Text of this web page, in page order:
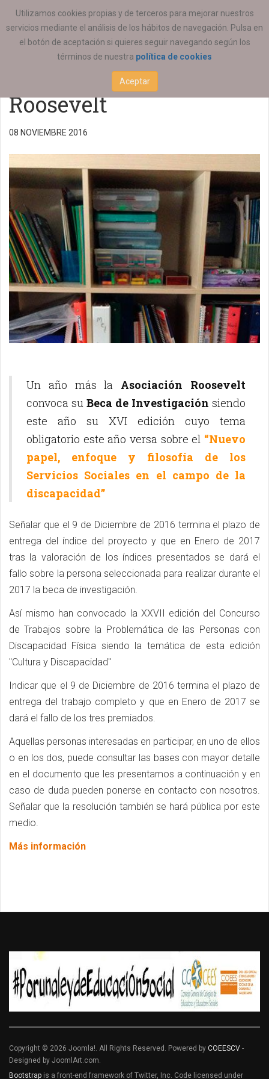
Utilizamos cookies propias y de terceros para mejorar nuestros
servicios mediante el análisis de los hábitos de navegación. Pulsa en
el botón de aceptación si quieres seguir navegando según los
términos de nuestra política de cookies
Aceptar
ESTÁ AQUÍ: ACTUALIDAD ESTATAL
XVI Beca de
Investigación Asociación
Roosevelt
08 NOVIEMBRE 2016
Un año más la Asociación Roosevelt
convoca su Beca de Investigación siendo
este año su XVI edición cuyo tema
obligatorio este año versa sobre el “Nuevo
papel, enfoque y filosofía de los
Servicios Sociales en el campo de la
discapacidad”
Señalar que el 9 de Diciembre de 2016 termina el plazo de
entrega del índice del proyecto y que en Enero de 2017
tras la valoración de los índices presentados se dará el
fallo sobre la persona seleccionada para realizar durante el
2017 la beca de investigación.
Así mismo han convocado la XXVII edición del Concurso
de Trabajos sobre la Problemática de las Personas con
Discapacidad Física siendo la temática de esta edición
"Cultura y Discapacidad"
Indicar que el 9 de Diciembre de 2016 termina el plazo de
entrega del trabajo completo y que en Enero de 2017 se
dará el fallo de los tres premiados.
Aquellas personas interesadas en participar, en uno de ellos
o en los dos, puede consultar las bases con mayor detalle
en el documento que les presentamos a continuación y en
caso de duda pueden ponerse en contacto con nosotros.
Señalar que la resolución también se hará pública por este
medio.
Más información
Copyright © 2026 Joomla!. All Rights Reserved. Powered by COEESCV -
Designed by JoomlArt.com.
Bootstrap is a front-end framework of Twitter, Inc. Code licensed under